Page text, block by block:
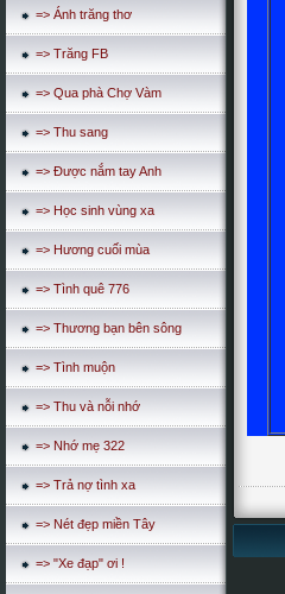
=> Ánh trăng thơ
=> Trăng FB
=> Qua phà Chợ Vàm
=> Thu sang
=> Được nắm tay Anh
=> Học sinh vùng xa
=> Hương cuối mùa
=> Tình quê 776
=> Thương bạn bên sông
=> Tình muộn
=> Thu và nỗi nhớ
=> Nhớ mẹ 322
=> Trả nợ tình xa
=> Nét đẹp miền Tây
=> "Xe đạp" ơi !